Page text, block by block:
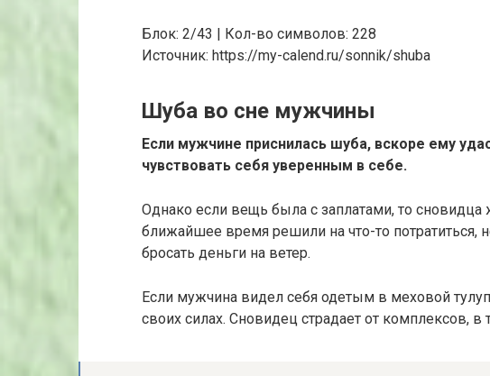
Блок: 2/43 | Кол-во символов: 228
Источник: https://my-calend.ru/sonnik/shuba
Шуба во сне мужчины
Если мужчине приснилась шуба, вскоре ему
чувствовать себя уверенным в себе.
Однако если вещь была с заплатами, то сновидца
ближайшее время решили на что-то потратиться,
бросать деньги на ветер.
Если мужчина видел себя одетым в меховой
своих силах. Сновидец страдает от комплексов,